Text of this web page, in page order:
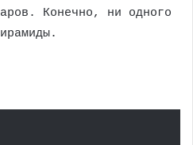
Конечно, ни одного